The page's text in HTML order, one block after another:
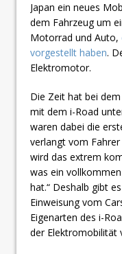
Japan ein neues
dem Fahrzeug um
Motorrad und Auto,
vorgestellt haben.
Elektromotor.
Die Zeit hat bei
mit dem i-Road
waren dabei die
verlangt vom
wird das extrem
was ein
hat.“ Deshalb gibt
Einweisung vom
Eigenarten des i-
der Elektromobilität